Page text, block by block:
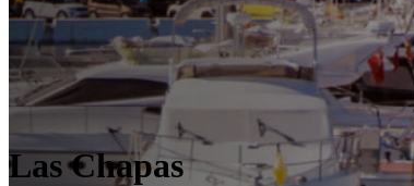
Las Chapas